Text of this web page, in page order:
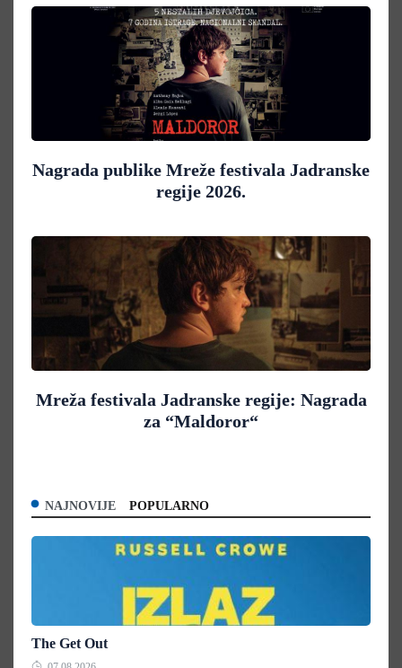
Nagrada publike Mreže festivala Jadranske
regije 2026.
Mreža festivala Jadranske regije: Nagrada
za “Maldoror“
NAJNOVIJE POPULARNO
The Get Out